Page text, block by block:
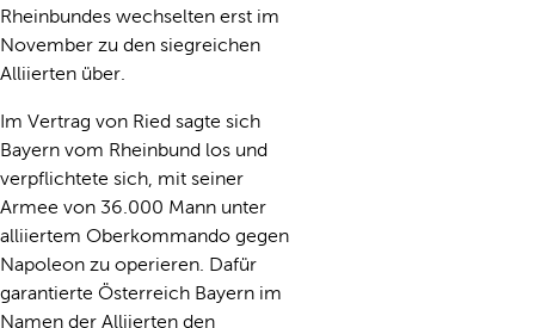
Rheinbundes wechselten erst im
November zu den siegreichen
Alliierten über.
Im Vertrag von Ried sagte sich
Bayern vom Rheinbund los und
verpflichtete sich, mit seiner
Armee von 36.000 Mann unter
alliiertem Oberkommando gegen
Napoleon zu operieren. Dafür
garantierte Österreich Bayern im
Namen der Alliierten den